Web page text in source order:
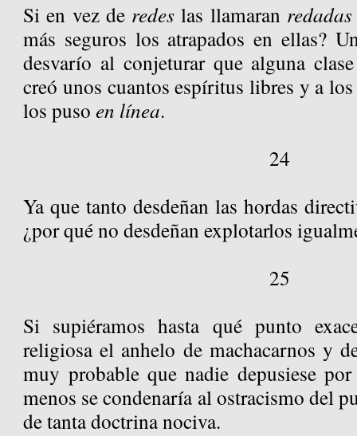
Si en vez de redes las llamaran redadas
más seguros los atrapados en ellas?
desvarío al conjeturar que alguna
creó unos cuantos espíritus libres y a
los pusoen línea.
24
Ya que tanto desdeñan las hordas
¿por qué no desdeñan explotarlos
25
Si supiéramos hasta qué punto
religiosa el anhelo de machacarnos y
muy probable que nadie depusiese
menos se condenaría al ostracismo del
de tanta doctrina nociva.